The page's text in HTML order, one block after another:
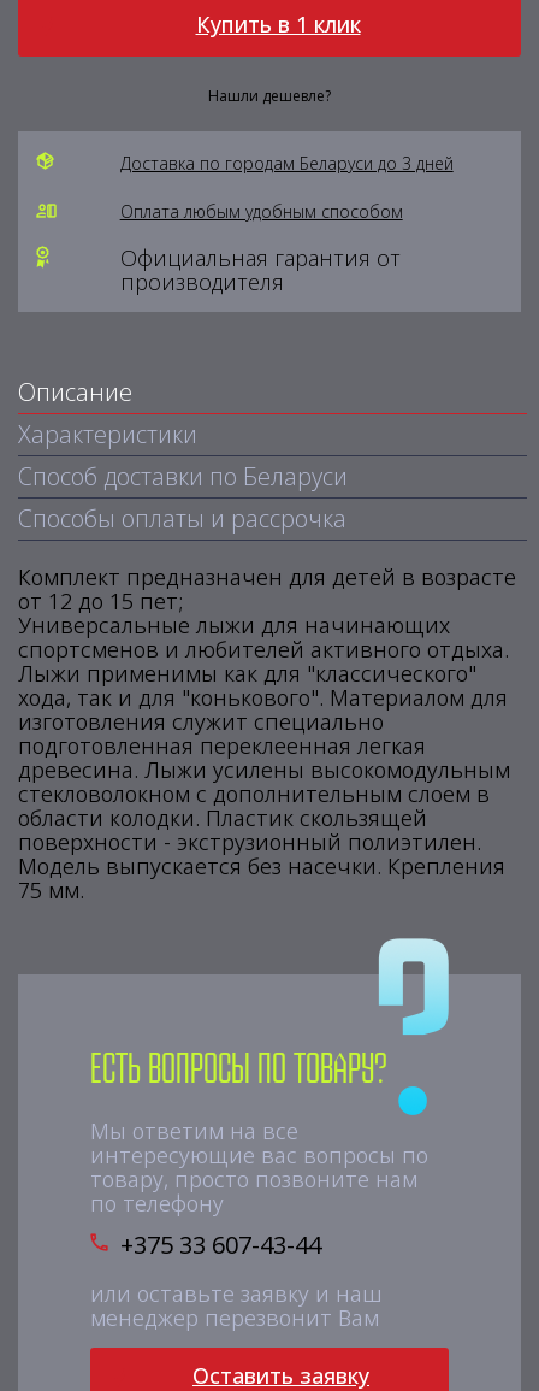
Купить в 1 клик
Нашли дешевле?
Доставка по городам Беларуси до 3 дней
Оплата любым удобным способом
Официальная гарантия от
производителя
Описание
Характеристики
Способ доставки по Беларуси
Способы оплаты и рассрочка
Комплект предназначен для детей в возрасте
от 12 до 15 пет;
Универсальные лыжи для начинающих
спортсменов и любителей активного отдыха.
Лыжи применимы как для "классического"
хода, так и для "конькового". Материалом для
изготовления служит специально
подготовленная переклеенная легкая
древесина. Лыжи усилены высокомодульным
стекловолокном с дополнительным слоем в
области колодки. Пластик скользящей
поверхности - экструзионный полиэтилен.
Модель выпускается без насечки. Крепления
75 мм.
Есть вопросы по товару?
Мы ответим на все
интересующие вас вопросы по
товару, просто позвоните нам
по телефону
+375 33 607-43-44
или оставьте заявку и наш
менеджер перезвонит Вам
Оставить заявку